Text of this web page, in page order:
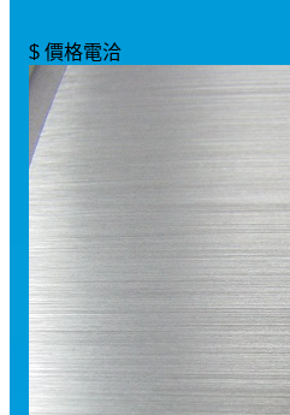
$ 價格電洽